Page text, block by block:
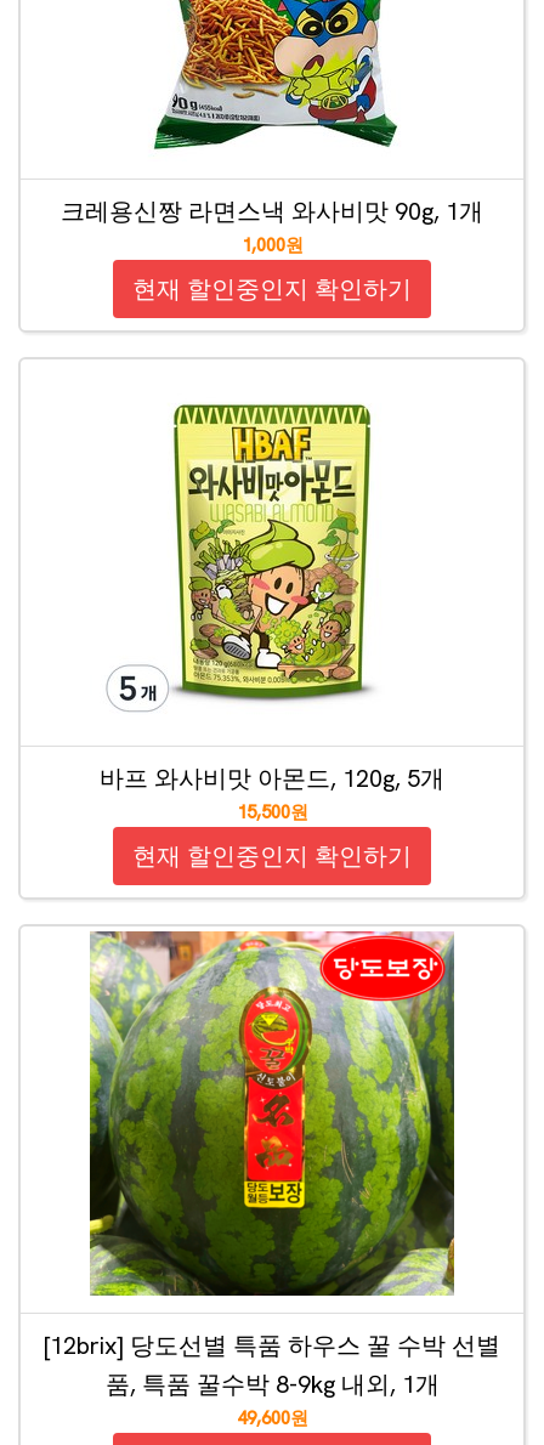
크레용신짱 라면스낵 와사비맛 90g, 1개
1,000원
현재 할인중인지 확인하기
바프 와사비맛 아몬드, 120g, 5개
15,500원
현재 할인중인지 확인하기
[12brix] 당도선별 특품 하우스 꿀 수박 선별
품, 특품 꿀수박 8-9kg 내외, 1개
49,600원